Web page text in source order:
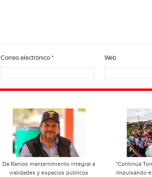
Correo electrónico* Web
Da Ramos mantenimiento integral a
vialidades y espacios públicos
*Continúa
impulsando